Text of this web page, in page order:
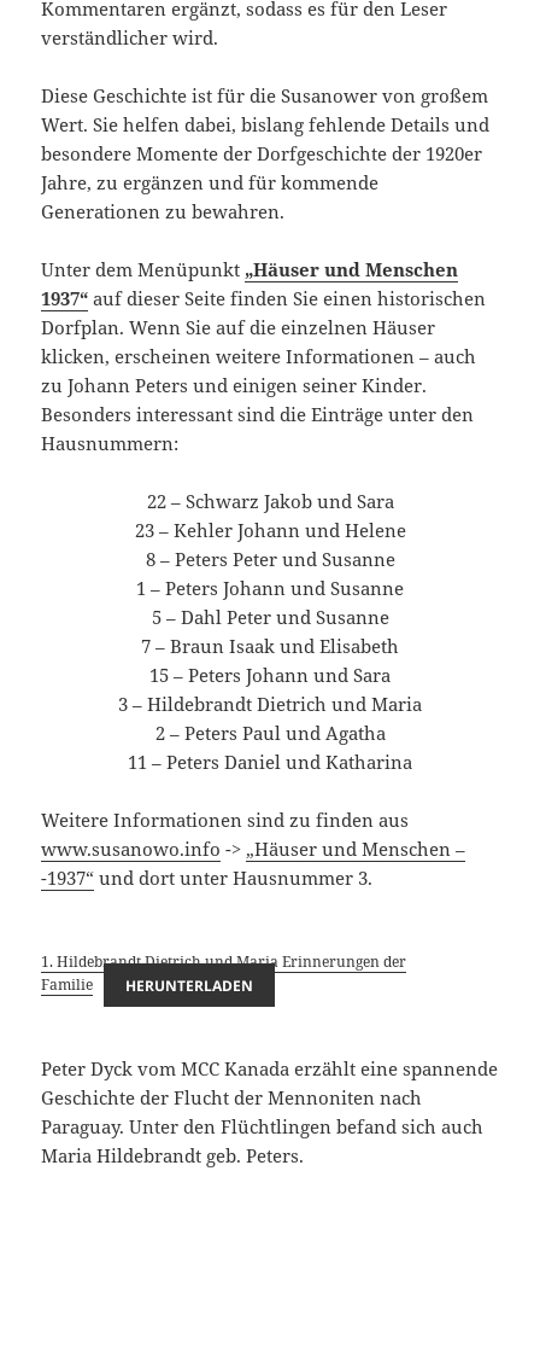
Kommentaren ergänzt, sodass es für den Leser
verständlicher wird.
Diese Geschichte ist für die Susanower von großem
Wert. Sie helfen dabei, bislang fehlende Details und
besondere Momente der Dorfgeschichte der 1920er
Jahre, zu ergänzen und für kommende
Generationen zu bewahren.
Unter dem Menüpunkt „Häuser und Menschen
1937“ auf dieser Seite finden Sie einen historischen
Dorfplan. Wenn Sie auf die einzelnen Häuser
klicken, erscheinen weitere Informationen – auch
zu Johann Peters und einigen seiner Kinder.
Besonders interessant sind die Einträge unter den
Hausnummern:
22 – Schwarz Jakob und Sara
23 – Kehler Johann und Helene
8 – Peters Peter und Susanne
1 – Peters Johann und Susanne
5 – Dahl Peter und Susanne
7 – Braun Isaak und Elisabeth
15 – Peters Johann und Sara
3 – Hildebrandt Dietrich und Maria
2 – Peters Paul und Agatha
11 – Peters Daniel und Katharina
Weitere Informationen sind zu finden aus
www.susanowo.info -> „Häuser und Menschen –
-1937“ und dort unter Hausnummer 3.
1. Hildebrandt Dietrich und Maria Erinnerungen der
Familie
HERUNTERLADEN
Peter Dyck vom MCC Kanada erzählt eine spannende
Geschichte der Flucht der Mennoniten nach
Paraguay. Unter den Flüchtlingen befand sich auch
Maria Hildebrandt geb. Peters.